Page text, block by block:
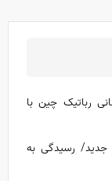
رباتیک چین با
جدید/ رسیدگی به